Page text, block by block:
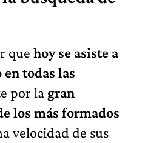
que hoy se asiste a
todas las
por la gran
los más formados
velocidad de sus